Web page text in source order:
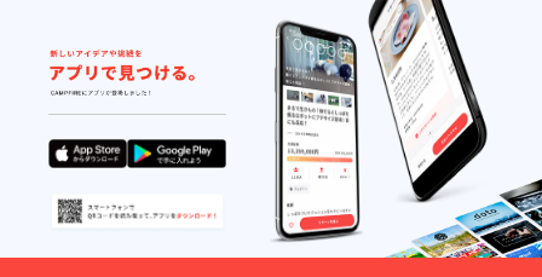
シェッ
トは二
重防水
構造
で、リ
フト券
入れが
120㎜
×100
㎜、ス
マホ入
れは120
㎜×180
㎜で落